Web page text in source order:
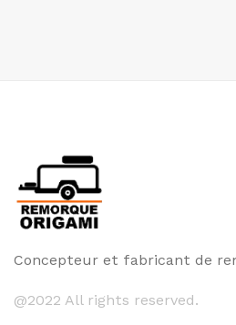
Concepteur et fabricant de
@2022 All rights reserved.